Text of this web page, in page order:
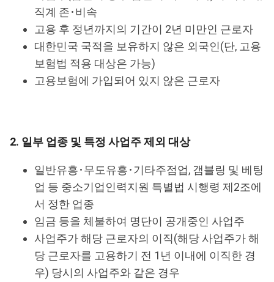
직계 존･비속
고용 후 정년까지의 기간이 2년 미만인 근로자
대한민국 국적을 보유하지 않은 외국인(단, 고용
보험법 적용 대상은 가능)
고용보험에 가입되어 있지 않은 근로자
2. 일부 업종 및 특정 사업주 제외 대상
일반유흥･무도유흥･기타주점업, 갬블링 및 베팅
업 등 중소기업인력지원 특별법 시행령 제2조에
서 정한 업종
임금 등을 체불하여 명단이 공개중인 사업주
사업주가 해당 근로자의 이직(해당 사업주가 해
당 근로자를 고용하기 전 1년 이내에 이직한 경
우) 당시의 사업주와 같은 경우